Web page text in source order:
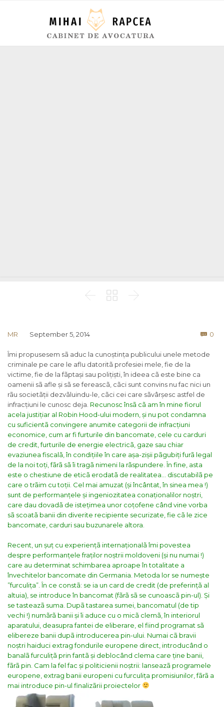
  
MR September 5, 2014  0
Îmi propusesem sã aduc la cunoștința publicului unele metode
criminale pe care le aflu datoritã profesiei mele, fie de la
victime, fie de la fãptași sau polițiști, în ideea cã este bine ca
oamenii sã afle și sã se fereascã, cãci sunt convins nu fac nici un
rãu societãții dezvãluindu-le, cãci cei care sãvârșesc astfel de
infracțiuni le cunosc deja. Recunosc însã cã am în mine fiorul
acela justițiar al Robin Hood-ului modern, și nu pot condamna
cu suficientã convingere anumite categorii de infracțiuni
economice, cum ar fi furturile din bancomate, cele cu carduri
de credit, furturile de energie electricã, gaze sau chiar
evaziunea fiscalã, în condițiile în care așa-zișii pãgubiți furã legal
de la noi toți, fãrã sã îi tragã nimeni la rãspundere. În fine, asta
este o chestiune de eticã erodatã de realitatea… discutabilã pe
care o trãim cu toții. Cel mai amuzat (și încântat, în sinea mea !)
sunt de performanțele și ingeniozitatea conaționalilor noștri,
care dau dovadã de istețimea unor coțofene când vine vorba
sã scoatã banii din diverite recipiente securizate, fie cã le zice
bancomate, carduri sau buzunarele altora.
Recent, un șuț cu experiențã internaționalã îmi povestea
despre performanțele fraților noștrii moldoveni (și nu numai !)
care au determinat schimbarea aproape în totalitate a
învechitelor bancomate din Germania. Metoda lor se numește
”furculița”. În ce constã: se ia un card de credit (de preferințã al
altuia), se introduce în bancomat (fãrã sã se cunoascã pin-ul). Și
se tasteazã suma. Dupã tastarea sumei, bancomatul (de tip
vechi !) numãrã banii și îi aduce cu o micã clemã, în interiorul
aparatului, deasupra fantei de eliberare, el fiind programat sã
elibereze banii dupã introducerea pin-ului. Numai cã bravii
noștri haiduci extrag fondurile europene direct, introducând o
banalã furculițã prin fantã și deblocând clema care ține banii,
fãrã pin. Cam la fel fac și politicienii noștrii: lanseazã programele
europene, extrag banii europeni cu furculița promisiunilor, fãrã a
mai introduce pin-ul finalizãrii proiectelor